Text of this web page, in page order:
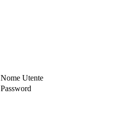
Nome Utente
Password